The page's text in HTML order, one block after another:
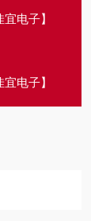
电子】
电子】